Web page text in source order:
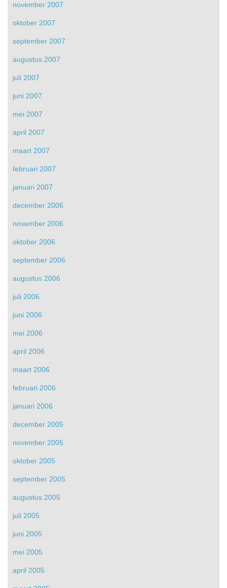
november 2007
oktober 2007
september 2007
augustus 2007
juli 2007
juni 2007
mei 2007
april 2007
maart 2007
februari 2007
januari 2007
december 2006
november 2006
oktober 2006
september 2006
augustus 2006
juli 2006
juni 2006
mei 2006
april 2006
maart 2006
februari 2006
januari 2006
december 2005
november 2005
oktober 2005
september 2005
augustus 2005
juli 2005
juni 2005
mei 2005
april 2005